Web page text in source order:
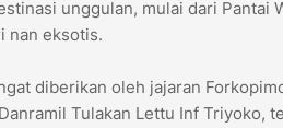
unggulan, mulai dari Pantai
nan eksotis.
diberikan oleh jajaran
Tulakan Lettu Inf Triyoko,